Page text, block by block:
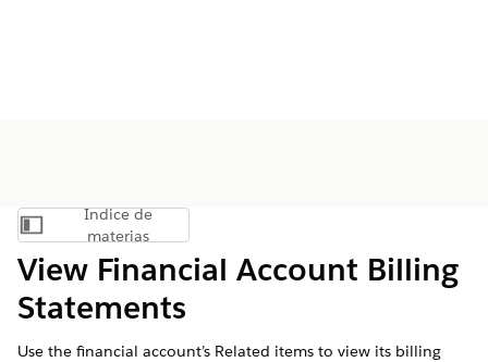
Mostrar índice de materias
Índice de
materias
View Financial Account Billing
Statements
Use the financial account’s Related items to view its billing